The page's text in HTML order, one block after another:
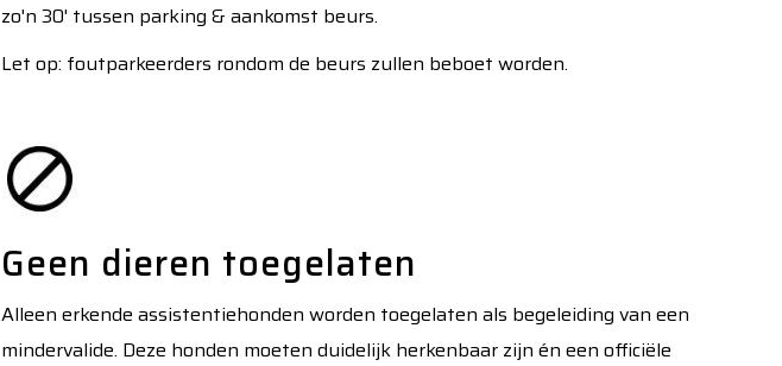
zo'n 30' tussen parking & aankomst beurs.
Let op: foutparkeerders rondom de beurs zullen beboet worden.
Geen dieren toegelaten
Alleen erkende assistentiehonden worden toegelaten als begeleiding van een
mindervalide. Deze honden moeten duidelijk herkenbaar zijn én een officiële